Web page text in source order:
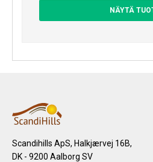
NÄYTÄ
Scandihills ApS, Halkjærvej 16B,
DK - 9200 Aalborg SV